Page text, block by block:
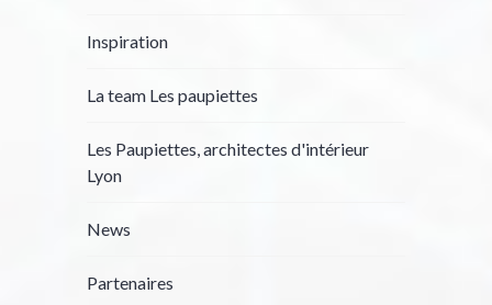
Inspiration
La team Les paupiettes
Les Paupiettes, architectes d'intérieur
Lyon
News
Partenaires